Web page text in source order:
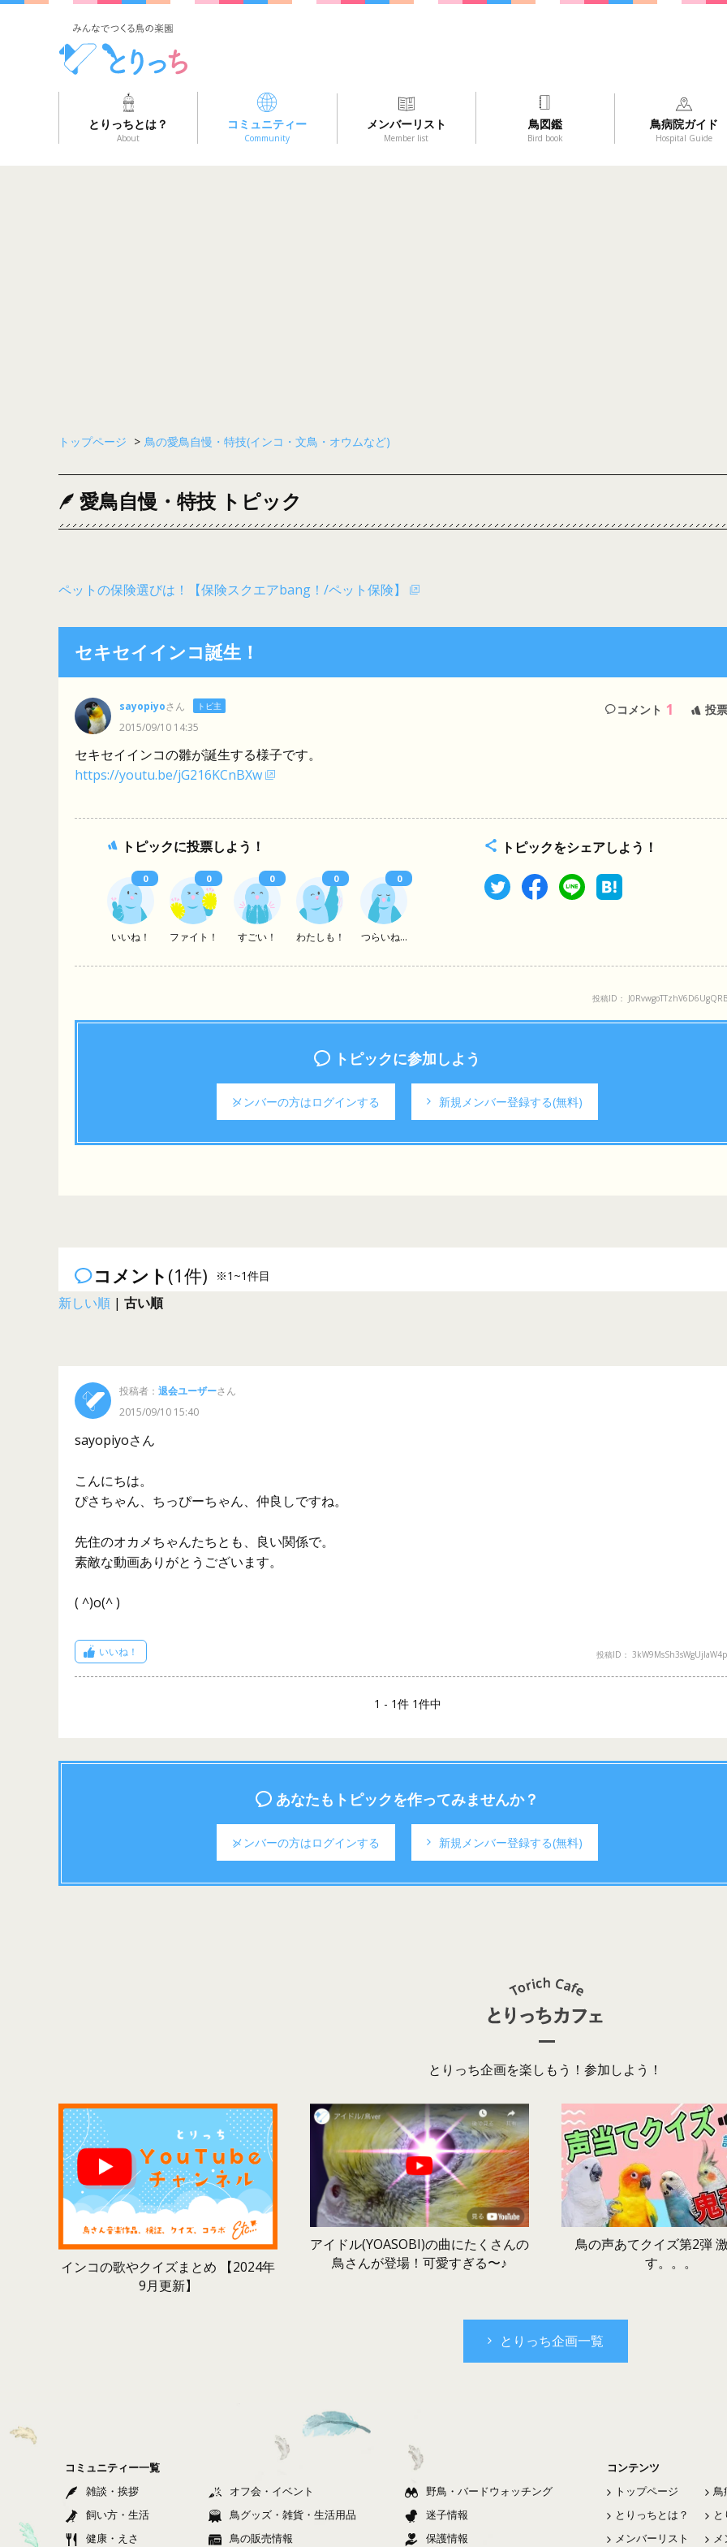
とりっちとは？
About
コミュニティー
Community
メンバーリスト
Member list
鳥図鑑
Bird book
鳥病院ガイド
Hospital Guide
トップページ > 鳥の愛鳥自慢・特技(インコ・文鳥・オウムなど)
愛鳥自慢・特技 トピック
ペットの保険選びは！【保険スクエアbang！/ペット保険】
セキセイインコ誕生！
sayopiyoさん トピ主
2015/09/10 14:35
コメント 1 投票
セキセイインコの雛が誕生する様子です。
https://youtu.be/jG216KCnBXw
トピックに投票しよう！
いいね！ ファイト！ すごい！ わたしも！ つらいね...
0 0 0 0 0
トピックをシェアしよう！
投稿ID：
トピックに参加しよう
メンバーの方はログインする 新規メンバー登録する(無料)
コメント (1件) ※1~1件目
新しい順 | 古い順
投稿者： 退会ユーザーさん
2015/09/10 15:40
sayopiyoさん
こんにちは。
ぴさちゃん、ちっぴーちゃん、仲良しですね。
先住のオカメちゃんたちとも、良い関係で。
素敵な動画ありがとうございます。
( ^)o(^ )
いいね！ 投稿ID：
1 - 1件 1件中
あなたもトピックを作ってみませんか？
メンバーの方はログインする 新規メンバー登録する(無料)
とりっち企画を楽しもう！参加しよう！
インコの歌やクイズまとめ 【2024年
9月更新】
アイドル(YOASOBI)の曲にたくさんの
鳥さんが登場！可愛すぎる〜♪
鳥の声あてクイズ第2弾
す。。。
とりっち企画一覧
コミュニティー一覧
雑談・挨拶
飼い方・生活
健康・えさ
オフ会・イベント
鳥グッズ・雑貨・生活用品
鳥の販売情報
野鳥・バードウォッチング
迷子情報
保護情報
コンテンツ
トップページ
とりっちとは？
メンバーリスト
鳥